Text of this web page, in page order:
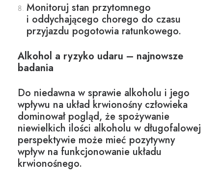
Monitoruj stan przytomnego
i oddychającego chorego do czasu
przyjazdu pogotowia ratunkowego.
Alkohol a ryzyko udaru – najnowsze
badania
Do niedawna w sprawie alkoholu i jego
wpływu na układ krwionośny człowieka
dominował pogląd, że spożywanie
niewielkich ilości alkoholu w długofalowej
perspektywie może mieć pozytywny
wpływ na funkcjonowanie układu
krwionośnego.